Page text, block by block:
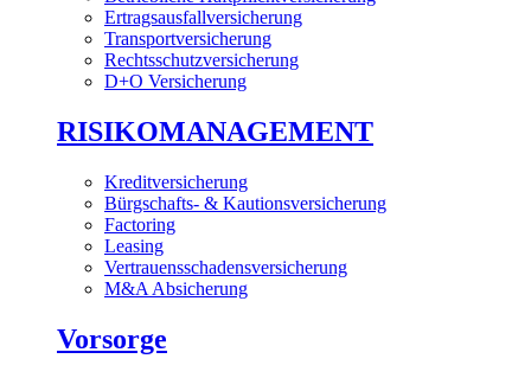
Ertragsausfallversicherung
Transportversicherung
Rechtsschutzversicherung
D+O Versicherung
RISIKOMANAGEMENT
Kreditversicherung
Bürgschafts- & Kautionsversicherung
Factoring
Leasing
Vertrauensschadensversicherung
M&A Absicherung
Vorsorge